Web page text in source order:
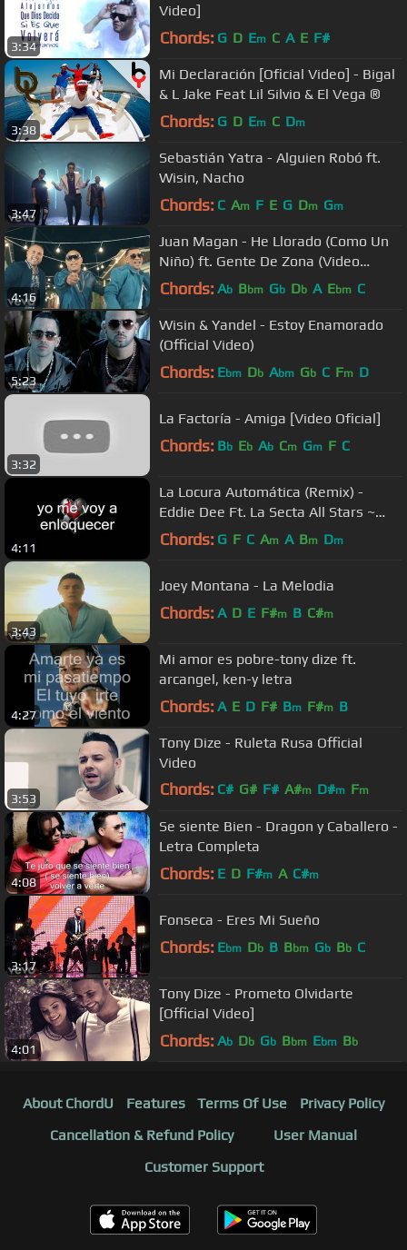
3:34
Video]
Chords: G D Em C A E F#
3:38
Mi Declaración [Oficial Video] - Bigal
& L Jake Feat Lil Silvio & El Vega ®
Chords: G D Em C Dm
3:47
Sebastián Yatra - Alguien Robó ft.
Wisin, Nacho
Chords: C Am F E G Dm Gm
4:16
Juan Magan - He Llorado (Como Un
Niño) ft. Gente De Zona (Video
Oficial)
Chords: Ab Bbm Gb Db A Ebm C
5:23
Wisin & Yandel - Estoy Enamorado
(Official Video)
Chords: Ebm Db Abm Gb C Fm D
3:32
La Factoría - Amiga [Video Oficial]
Chords: Bb Eb Ab Cm Gm F C
4:11
La Locura Automática (Remix) -
Eddie Dee Ft. La Secta All Stars ~
Letra / Lyrics
Chords: G F C Am A Bm Dm
3:43
Joey Montana - La Melodia
Chords: A D E F#m B C#m
4:27
Mi amor es pobre-tony dize ft.
arcangel, ken-y letra
Chords: A E D F# Bm F#m B
3:53
Tony Dize - Ruleta Rusa Official
Video
Chords: C# G# F# A#m D#m Fm
4:08
Se siente Bien - Dragon y Caballero -
Letra Completa
Chords: E D F#m A C#m
3:17
Fonseca - Eres Mi Sueño
Chords: Ebm Db B Bbm Gb Bb C
4:01
Tony Dize - Prometo Olvidarte
[Official Video]
Chords: Ab Db Gb Bbm Ebm Bb
About ChordU Features Terms Of Use
Privacy Policy
Cancellation & Refund Policy
User Manual
Customer Support